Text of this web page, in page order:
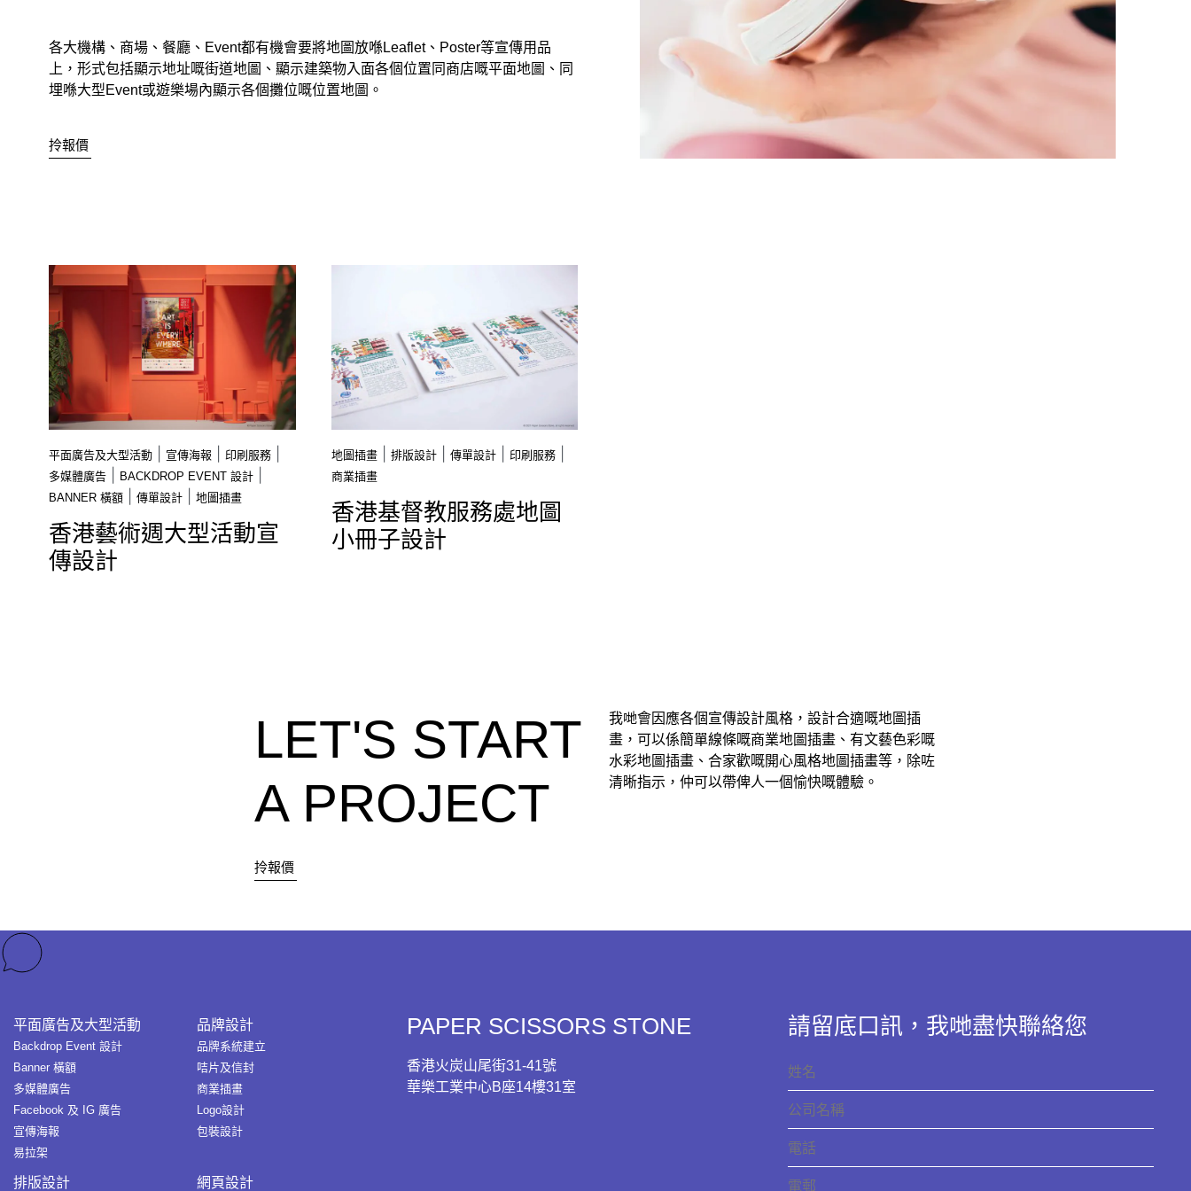
各大機構、商場、餐廳、Event都有機會要將地圖放喺Leaflet、Poster等宣傳用品
上，形式包括顯示地址嘅街道地圖、顯示建築物入面各個位置同商店嘅平面地圖、同
埋喺大型Event或遊樂場內顯示各個攤位嘅位置地圖。
拎報價
平面廣告及大型活動 宣傳海報 印刷服務
多媒體廣告 BACKDROP EVENT 設計
BANNER 橫額 傳單設計 地圖插畫
香港藝術週大型活動宣
傳設計
地圖插畫| 排版設計| 傳單設計| 印刷服務|
商業插畫
香港基督教服務處地圖
小冊子設計
LET'S START
A PROJECT
拎報價
我哋會因應各個宣傳設計風格，設計合適嘅地圖插
畫，可以係簡單線條嘅商業地圖插畫、有文藝色彩嘅
水彩地圖插畫、合家歡嘅開心風格地圖插畫等，除咗
清晰指示，仲可以帶俾人一個愉快嘅體驗。
平面廣告及大型活動
Backdrop Event 設計
Banner 橫額
多媒體廣告
Facebook 及 IG 廣告
宣傳海報
易拉架
品牌設計
品牌系統建立
咭片及信封
商業插畫
Logo設計
包裝設計
排版設計 網頁設計
PAPER SCISSORS STONE
香港火炭山尾街31-41號
華樂工業中心B座14樓31室
請留底口訊，我哋盡快聯絡您